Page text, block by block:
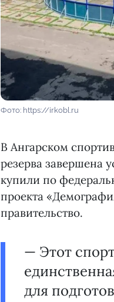
Фото: https://irkobl.ru
В Ангарском
резерва завершена
купили по
проекта
правительство.
— Этот
для